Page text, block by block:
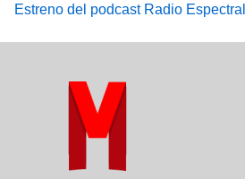
Estreno del podcast Radio Espectral